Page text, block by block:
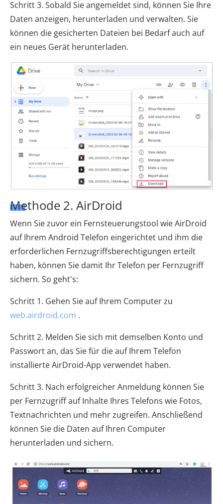
Schritt 3. Sobald Sie angemeldet sind, können Sie Ihre
Daten anzeigen, herunterladen und verwalten. Sie
können die gesicherten Dateien bei Bedarf auch auf
ein neues Gerät herunterladen.
Methode 2. AirDroid
Wenn Sie zuvor ein Fernsteuerungstool wie AirDroid
auf Ihrem Android Telefon eingerichtet und ihm die
erforderlichen Fernzugriffsberechtigungen erteilt
haben, können Sie damit Ihr Telefon per Fernzugriff
sichern. So geht's:
Schritt 1. Gehen Sie auf Ihrem Computer zu
web.airdroid.com .
Schritt 2. Melden Sie sich mit demselben Konto und
Passwort an, das Sie für die auf Ihrem Telefon
installierte AirDroid-App verwendet haben.
Schritt 3. Nach erfolgreicher Anmeldung können Sie
per Fernzugriff auf Inhalte Ihres Telefons wie Fotos,
Textnachrichten und mehr zugreifen. Anschließend
können Sie die Daten auf Ihren Computer
herunterladen und sichern.